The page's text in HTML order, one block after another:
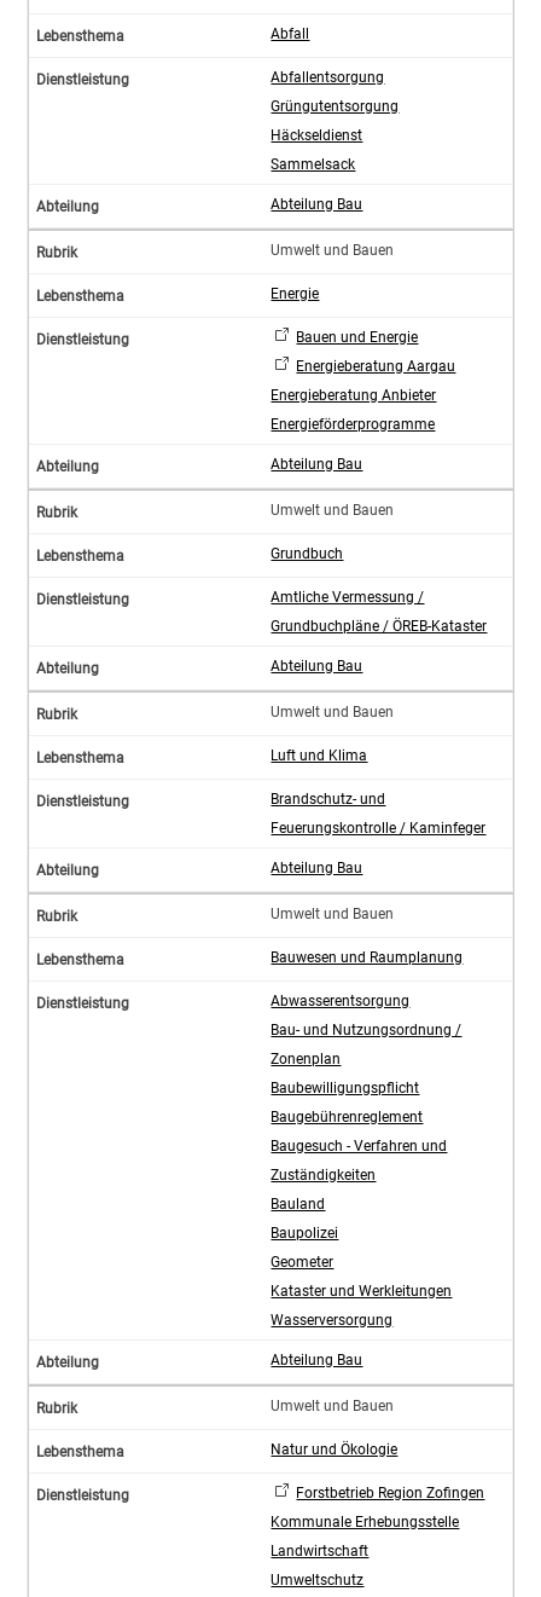
Abfall
Abfallentsorgung
Grüngutentsorgung
Häckseldienst
Sammelsack
Abteilung Bau
Umwelt und Bauen
Energie
Bauen und Energie
Energieberatung Aargau
Energieberatung Anbieter
Energieförderprogramme
Abteilung Bau
Umwelt und Bauen
Grundbuch
Amtliche Vermessung /
Grundbuchpläne / ÖREB-Kataster
Abteilung Bau
Umwelt und Bauen
Luft und Klima
Brandschutz- und
Feuerungskontrolle / Kaminfeger
Abteilung Bau
Umwelt und Bauen
Bauwesen und Raumplanung
Abwasserentsorgung
Bau- und Nutzungsordnung /
Zonenplan
Baubewilligungspflicht
Baugebührenreglement
Baugesuch - Verfahren und
Zuständigkeiten
Bauland
Baupolizei
Geometer
Kataster und Werkleitungen
Wasserversorgung
Abteilung Bau
Umwelt und Bauen
Natur und Ökologie
Forstbetrieb Region Zofingen
Kommunale Erhebungsstelle
Landwirtschaft
Umweltschutz